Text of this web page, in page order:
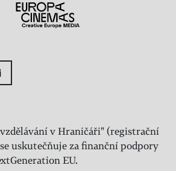
v Hraničáři" (registrační
uskutečňuje za finanční podpory
EU.